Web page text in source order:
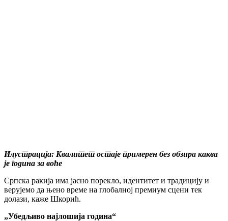
Илустрација: Квалитет остаје примерен без обзира каква
је година за воће
Српска ракија има јасно порекло, идентитет и традицију и
верујемо да њено време на глобалној премиум сцени тек
долази, каже Шкорић.
„Убедљиво најлошија година“